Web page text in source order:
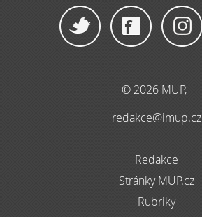
© 2026 MUP,
redakce@imup.cz
Redakce
Stránky MUP.cz
Rubriky